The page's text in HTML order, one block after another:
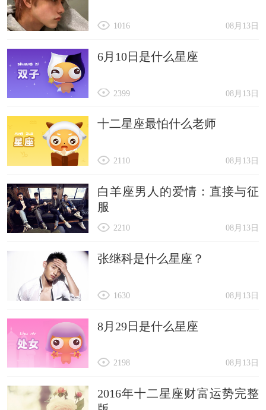
08月13日
1016
6月10日是什么星座
08月13日
2399
十二星座最怕什么老师
08月13日
2110
白羊座男人的爱情：直接与征
服
08月13日
2210
张继科是什么星座？
08月13日
1630
8月29日是什么星座
08月13日
2198
2016年十二星座财富运势完整